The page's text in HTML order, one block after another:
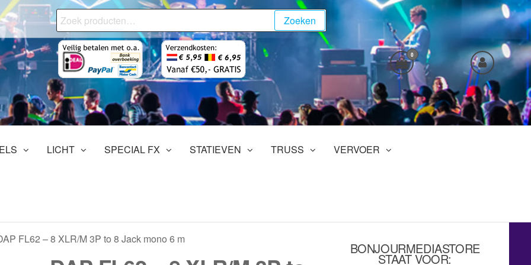
Zoeken
naar:
Zoeken
0
LICHT SPECIAL FX STATIEVEN TRUSS VERVOER
FL62 – 8 XLR/M 3P to 8 Jack mono 6 m
BONJOURMEDIASTORE
STAAT VOOR: